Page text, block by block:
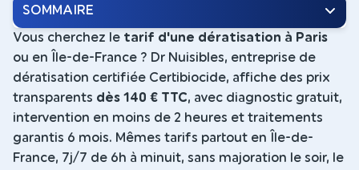
SOMMAIRE
Vous cherchez le tarif d'une dératisation à Paris
ou en Île-de-France ? Dr Nuisibles, entreprise de
dératisation certifiée Certibiocide, affiche des prix
transparents dès 140 € TTC, avec diagnostic gratuit,
intervention en moins de 2 heures et traitements
garantis 6 mois. Mêmes tarifs partout en Île-de-
France, 7j/7 de 6h à minuit, sans majoration le soir, le